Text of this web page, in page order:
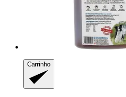
Carrinho